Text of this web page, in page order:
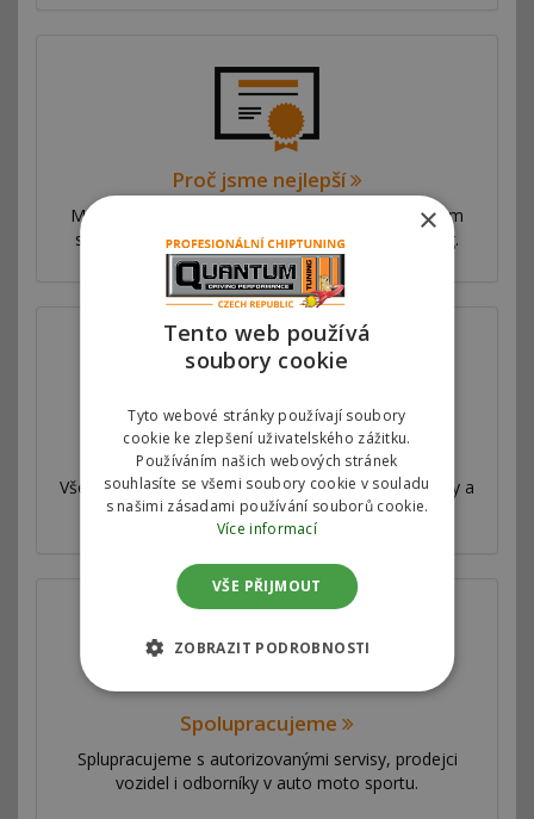
Proč jsme nejlepší
Máme síť poboček ve více než 53 zemích po celém
světě. Nabízíme výhradní autorizovaný chiptuning.
Válcová zkušebna
Všechny naše úpravy jsou velmi důkladně testovány a
měřeny na profesionální válcové zkušebně.
Spolupracujeme
Splupracujeme s autorizovanými servisy, prodejci
vozidel i odborníky v auto moto sportu.
×
Tento web používá
soubory cookie
Tyto webové stránky používají soubory
cookie ke zlepšení uživatelského zážitku.
Používáním našich webových stránek
souhlasíte se všemi soubory cookie v souladu
s našimi zásadami používání souborů cookie.
Více informací
VŠE PŘIJMOUT
ZOBRAZIT PODROBNOSTI